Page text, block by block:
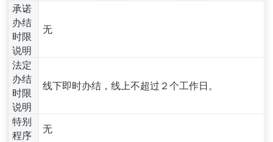
承诺
办结
时限
说明
无
法定
办结
时限
说明
线下即时办结，线上不超过２个工作日。
特别
程序
无